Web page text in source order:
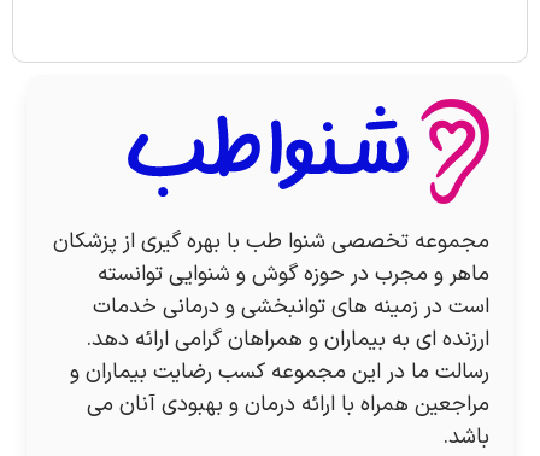
مجموعه تخصصی شنوا طب با بهره گیری از پزشکان
ماهر و مجرب در حوزه گوش و شنوایی توانسته
است در زمینه های توانبخشی و درمانی خدمات
ارزنده ای به بیماران و همراهان گرامی ارائه دهد.
رسالت ما در این مجموعه کسب رضایت بیماران و
مراجعین همراه با ارائه درمان و بهبودی آنان می
باشد.